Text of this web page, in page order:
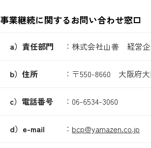
事業継続に関するお問い合わせ窓口
a）責任部門 ： 株式会社山善 経営
b）住所 ： 〒550-8660 大阪府
c）電話番号 ： 06-6534-3060
d）e-mail ： bcp@yamazen.co.jp